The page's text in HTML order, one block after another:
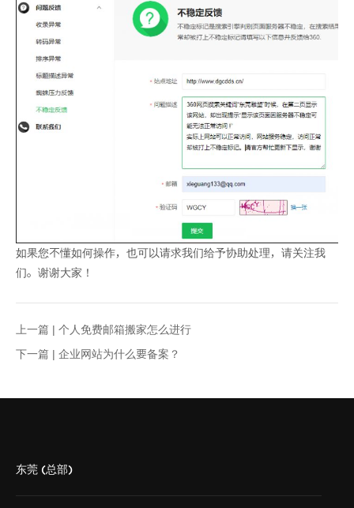
如果您不懂如何操作，也可以请求我们给予协助处理，请关注我
们。谢谢大家！
上一篇 | 个人免费邮箱搬家怎么进行
下一篇 | 企业网站为什么要备案？
东莞 (总部)